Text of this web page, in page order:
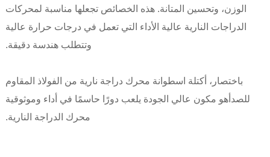
الوزن، وتحسين المتانة. هذه الخصائص تجعلها مناسبة لمحركات
الدراجات النارية عالية الأداء التي تعمل في درجات حرارة عالية
وتتطلب هندسة دقيقة.
باختصار، أكتلة اسطوانة محرك دراجة نارية من الفولاذ المقاوم
للصدأهو مكون عالي الجودة يلعب دورًا حاسمًا في أداء وموثوقية
محرك الدراجة النارية.